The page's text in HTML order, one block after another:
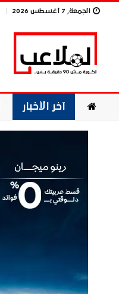
الجمعة, 7 أغسطس 2026
آخر الأخبار